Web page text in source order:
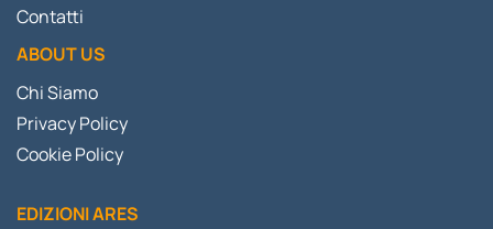
Contatti
ABOUT US
Chi Siamo
Privacy Policy
Cookie Policy
EDIZIONI ARES